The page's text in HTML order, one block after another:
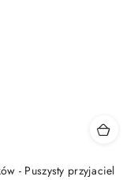
- Puszysty przyjaciel